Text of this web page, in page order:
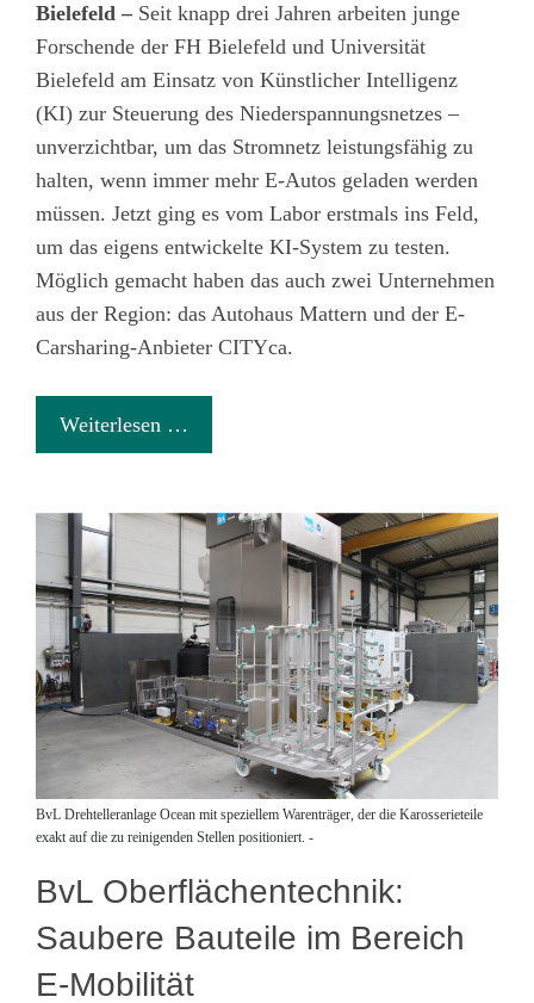
Bielefeld – Seit knapp drei Jahren arbeiten junge
Forschende der FH Bielefeld und Universität
Bielefeld am Einsatz von Künstlicher Intelligenz
(KI) zur Steuerung des Niederspannungsnetzes –
unverzichtbar, um das Stromnetz leistungsfähig zu
halten, wenn immer mehr E-Autos geladen werden
müssen. Jetzt ging es vom Labor erstmals ins Feld,
um das eigens entwickelte KI-System zu testen.
Möglich gemacht haben das auch zwei Unternehmen
aus der Region: das Autohaus Mattern und der E-
Carsharing-Anbieter CITYca.
Weiterlesen …
BvL Drehtelleranlage Ocean mit speziellem Warenträger, der die Karosserieteile
exakt auf die zu reinigenden Stellen positioniert. -
BvL Oberflächentechnik:
Saubere Bauteile im Bereich
E-Mobilität